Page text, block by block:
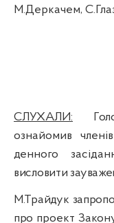
М.Деркачем,
СЛУХАЛИ:
ознайомив
денного
висловити
М.Трайдук
про проект